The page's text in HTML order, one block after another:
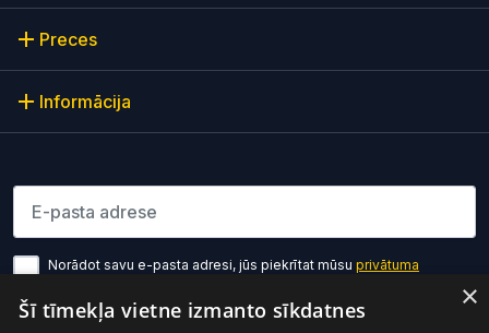
Preces
Informācija
Lūdzu ievadiet e-pasta adresi
Norādot savu e-pasta adresi, jūs piekrītat mūsu privātuma
×
Šī tīmekļa vietne izmanto sīkdatnes